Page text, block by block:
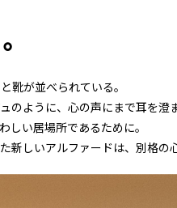
靴が並べられている。
のように、心の声にまで耳を澄
しい居場所であるために。
新しいアルファードは、別格